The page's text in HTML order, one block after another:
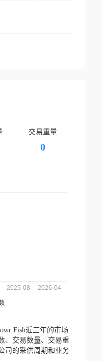
交易重量
0
Fish近三年的市场
、交易数量、交易重
司的采供周期和业务